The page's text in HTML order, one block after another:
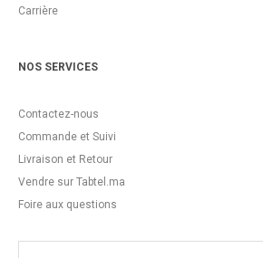
Carrière
NOS SERVICES
Contactez-nous
Commande et Suivi
Livraison et Retour
Vendre sur Tabtel.ma
Foire aux questions